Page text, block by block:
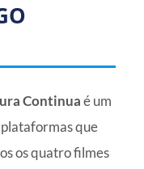
Continuaé um
que
os quatro filmes